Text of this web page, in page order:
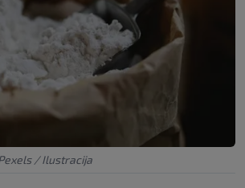
/ Ilustracija